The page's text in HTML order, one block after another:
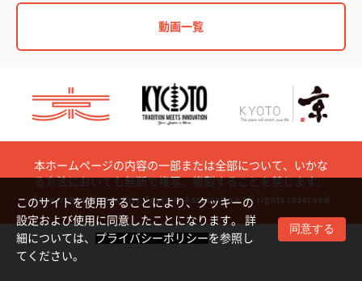
このサイトを使用することにより、クッキーの
設定および使用に同意したことになります。 詳
細については、 プライバシーポリシーを参照し
てください。
同意する
動画一覧
本ホームページの内容の一部または全部について、いかな
る方法においても無断で複写、複製することを禁じます。
Copyright © Kyoto City Tourism Association All rights reserved